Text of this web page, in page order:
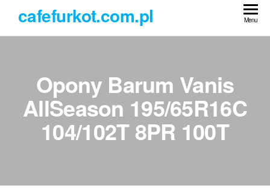
treści
cafefurkot.com.pl Menu
Opony Barum Vanis
AllSeason 195/65R16C
104/102T 8PR 100T